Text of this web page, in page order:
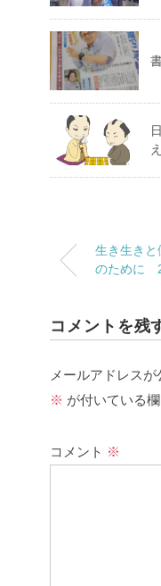
生き生きと
のために
コメントを残
メールアドレスが
※ が付いている
コメント ※